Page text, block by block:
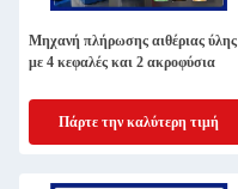
Μηχανή πλήρωσης αιθέριας ύλης
με 4 κεφαλές και 2 ακροφύσια
Πάρτε την καλύτερη τιμή